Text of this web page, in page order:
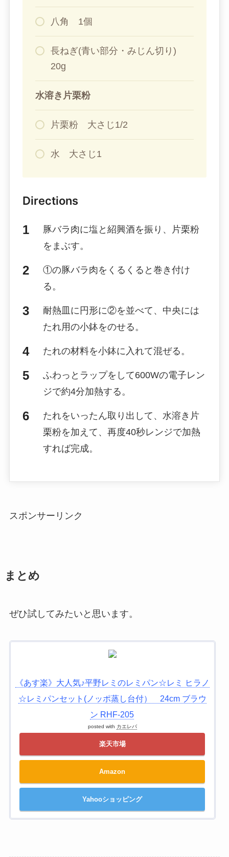
八角 1個
長ねぎ(青い部分・みじん切り)
20g
水溶き片栗粉
片栗粉 大さじ1/2
水 大さじ1
Directions
豚バラ肉に塩と紹興酒を振り、片栗粉
をまぶす。
①の豚バラ肉をくるくると巻き付け
る。
耐熱皿に円形に②を並べて、中央には
たれ用の小鉢をのせる。
たれの材料を小鉢に入れて混ぜる。
ふわっとラップをして600Wの電子レン
ジで約4分加熱する。
たれをいったん取り出して、水溶き片
栗粉を加えて、再度40秒レンジで加熱
すれば完成。
スポンサーリンク
まとめ
ぜひ試してみたいと思います。
《あす楽》大人気♪平野レミのレミパン☆レミ ヒラノ
☆レミパンセット(ノッポ蒸し台付） 24cm ブラウ
ン RHF-205
posted with カエレバ
楽天市場
Amazon
Yahooショッピング